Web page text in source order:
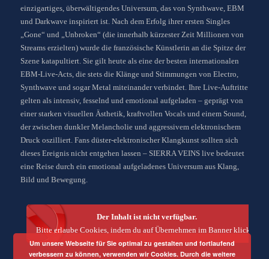
einzigartiges, überwältigendes Universum, das von Synthwave, EBM
und Darkwave inspiriert ist. Nach dem Erfolg ihrer ersten Singles
„Gone“ und „Unbroken“ (die innerhalb kürzester Zeit Millionen von
Streams erzielten) wurde die französische Künstlerin an die Spitze der
Szene katapultiert. Sie gilt heute als eine der besten internationalen
EBM-Live-Acts, die stets die Klänge und Stimmungen von Electro,
Synthwave und sogar Metal miteinander verbindet. Ihre Live-Auftritte
gelten als intensiv, fesselnd und emotional aufgeladen – geprägt von
einer starken visuellen Ästhetik, kraftvollen Vocals und einem Sound,
der zwischen dunkler Melancholie und aggressivem elektronischem
Druck oszilliert. Fans düster-elektronischer Klangkunst sollten sich
dieses Ereignis nicht entgehen lassen – SIERRA VEINS live bedeutet
eine Reise durch ein emotional aufgeladenes Universum aus Klang,
Bild und Bewegung.
Der Inhalt ist nicht verfügbar.
Bitte erlaube Cookies, indem du auf Übernehmen im Banner klickst.
Um unsere Webseite für Sie optimal zu gestalten und fortlaufend
verbessern zu können, verwenden wir Cookies. Durch die weitere